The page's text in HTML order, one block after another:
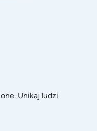
Unikaj ludzi